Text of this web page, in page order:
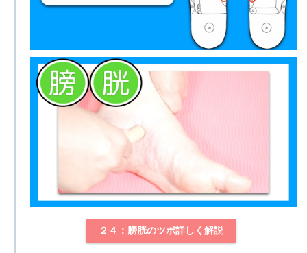
２４：膀胱のツボ詳しく解説